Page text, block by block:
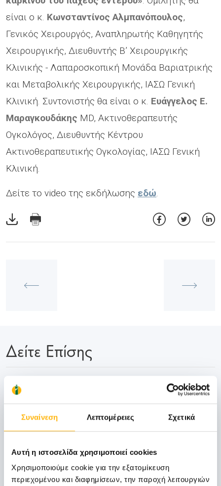
Συναίνεση Λεπτομέρειες Σχετικά
Αυτή η ιστοσελίδα χρησιμοποιεί cookies
Χρησιμοποιούμε cookie για την εξατομίκευση
περιεχομένου και διαφημίσεων, την παροχή λειτουργιών
είναι ο κ. Κωνσταντίνος Αλμπανόπουλος,
Γενικός Χειρουργός, Αναπληρωτής Καθηγητής
Χειρουργικής, Διευθυντής B’ Χειρουργικής
Κλινικής - Λαπαροσκοπική Μονάδα Βαριατρικής
και Μεταβολικής Χειρουργικής, ΙΑΣΩ Γενική
Κλινική. Συντονιστής θα είναι ο κ. Ευάγγελος Ε.
Μαραγκουδάκης MD, Ακτινοθεραπευτής
Ογκολόγος, Διευθυντής Κέντρου
Ακτινοθεραπευτικής Ογκολογίας, ΙΑΣΩ Γενική
Κλινική.
Δείτε το video της εκδήλωσης εδώ.
Δείτε Επίσης
06
Νοεμβρίου
06 - 07 ΝΟΕ
ΓΕΝΙΚΗ ΚΛΙΝΙΚΗ
ΙΑΣΩ Γενική Κλινική: Επιστημονική